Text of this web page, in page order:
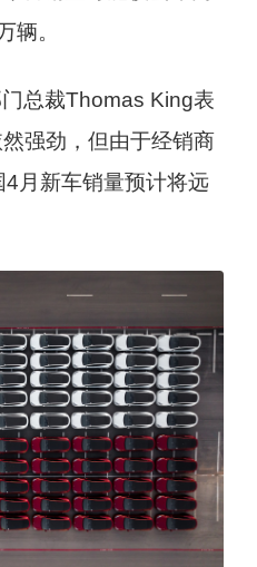
辆。
总裁Thomas King表
强劲，但由于经销商
月新车销量预计将远